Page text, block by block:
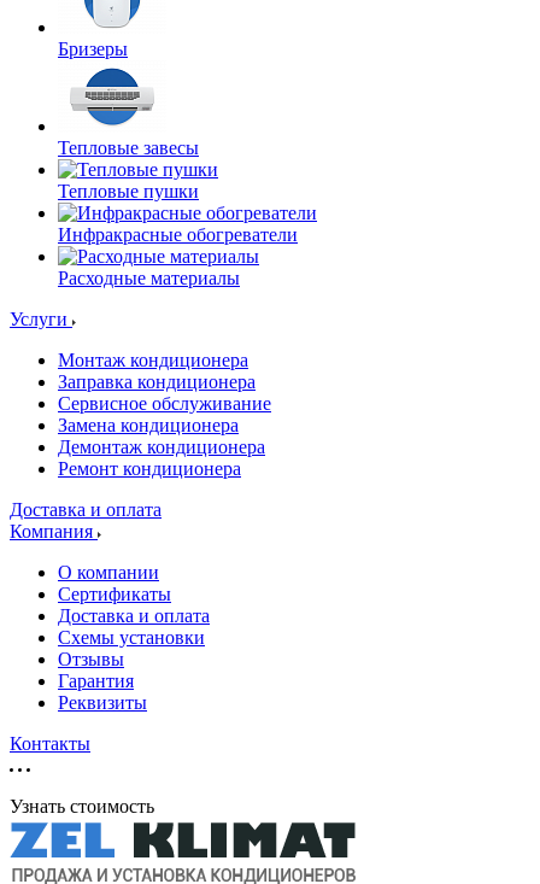
Бризеры
Тепловые завесы
Тепловые пушки
Инфракрасные обогреватели
Расходные материалы
Услуги
Монтаж кондиционера
Заправка кондиционера
Сервисное обслуживание
Замена кондиционера
Демонтаж кондиционера
Ремонт кондиционера
Доставка и оплата
Компания
О компании
Сертификаты
Доставка и оплата
Схемы установки
Отзывы
Гарантия
Реквизиты
Контакты
Узнать стоимость